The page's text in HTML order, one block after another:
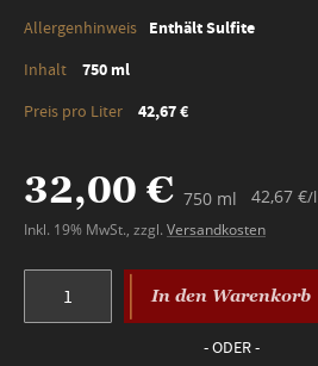
Enthält Sulfite
750 ml
42,67 €
32,00 € 750 ml
Inkl. 19% MwSt., zzgl. Versandkosten
42,67 €/l
In den Warenkorb